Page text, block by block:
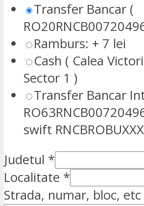
Transfer Bancar (
Ramburs: + 7 lei
Cash ( Calea
Sector 1 )
Transfer Bancar
swift
Judetul *
Localitate *
Strada, numar, bloc, etc